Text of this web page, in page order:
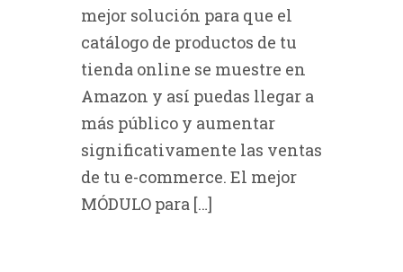
mejor solución para que el
catálogo de productos de tu
tienda online se muestre en
Amazon y así puedas llegar a
más público y aumentar
significativamente las ventas
de tu e-commerce. El mejor
MÓDULO para […]